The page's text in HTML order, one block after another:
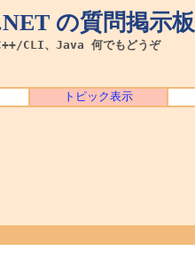
の質問掲示板
CLI、Java 何でもどうぞ
トピック表示